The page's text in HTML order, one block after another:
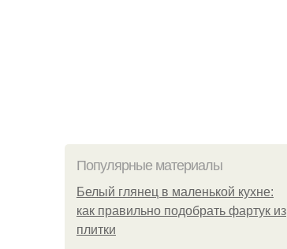
Популярные материалы
Белый глянец в маленькой кухне:
как правильно подобрать фартук из
плитки